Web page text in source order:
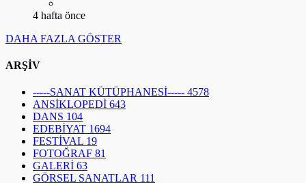
4 hafta önce
DAHA FAZLA GÖSTER
ARŞİV
-----SANAT KÜTÜPHANESİ----- 4578
ANSİKLOPEDİ 643
DANS 104
EDEBİYAT 1694
FESTİVAL 19
FOTOĞRAF 81
GALERİ 63
GÖRSEL SANATLAR 111